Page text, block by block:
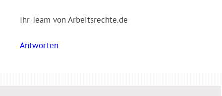
Ihr Team von Arbeitsrechte.de
Antworten